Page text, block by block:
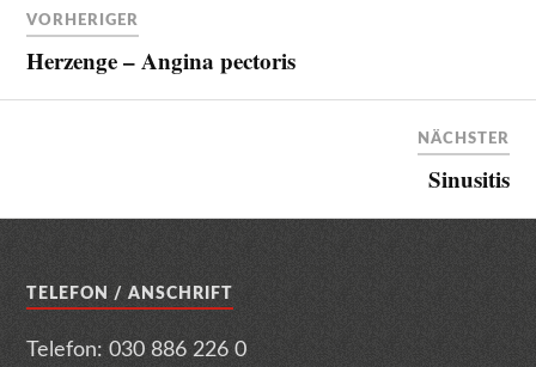
VORHERIGER
Herzenge – Angina pectoris
NÄCHSTER
Sinusitis
TELEFON / ANSCHRIFT
Telefon: 030 886 226 0